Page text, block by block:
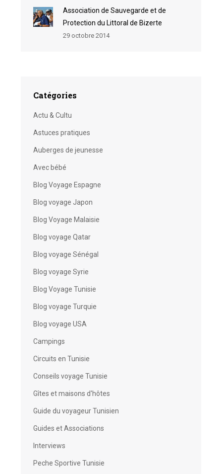
Association de Sauvegarde et de
Protection du Littoral de Bizerte
29 octobre 2014
Catégories
Actu & Cultu
Astuces pratiques
Auberges de jeunesse
Avec bébé
Blog Voyage Espagne
Blog voyage Japon
Blog Voyage Malaisie
Blog voyage Qatar
Blog voyage Sénégal
Blog voyage Syrie
Blog Voyage Tunisie
Blog voyage Turquie
Blog voyage USA
Campings
Circuits en Tunisie
Conseils voyage Tunisie
Gîtes et maisons d'hôtes
Guide du voyageur Tunisien
Guides et Associations
Interviews
Peche Sportive Tunisie